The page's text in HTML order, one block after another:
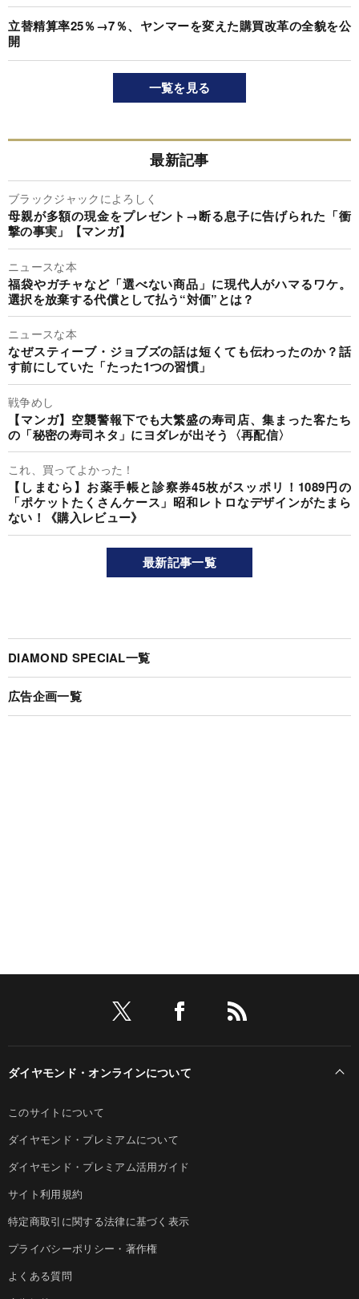
立替精算率25％→7％、ヤンマーを変えた購買改革の全貌を公
開
一覧を見る
最新記事
ブラックジャックによろしく
母親が多額の現金をプレゼント→断る息子に告げられた「衝
撃の事実」【マンガ】
ニュースな本
福袋やガチャなど「選べない商品」に現代人がハマるワケ。
選択を放棄する代償として払う“対価”とは？
ニュースな本
なぜスティーブ・ジョブズの話は短くても伝わったのか？話
す前にしていた「たった1つの習慣」
戦争めし
【マンガ】空襲警報下でも大繁盛の寿司店、集まった客たち
の「秘密の寿司ネタ」にヨダレが出そう〈再配信〉
これ、買ってよかった！
【しまむら】お薬手帳と診察券45枚がスッポリ！1089円の
「ポケットたくさんケース」昭和レトロなデザインがたまら
ない！《購入レビュー》
最新記事一覧
DIAMOND SPECIAL一覧
広告企画一覧
ダイヤモンド・オンラインについて
このサイトについて
ダイヤモンド・プレミアムについて
ダイヤモンド・プレミアム活用ガイド
サイト利用規約
特定商取引に関する法律に基づく表示
プライバシーポリシー・著作権
よくある質問